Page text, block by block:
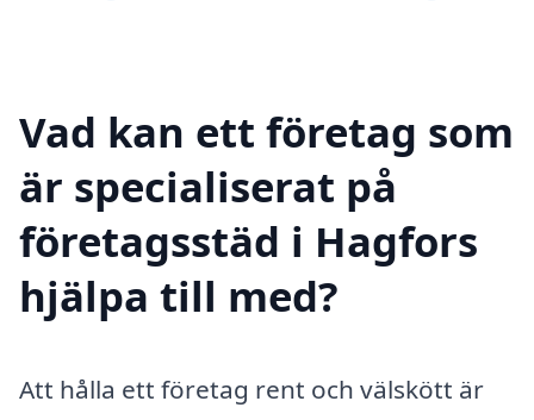
Vad kan ett företag som
är specialiserat på
företagsstäd i Hagfors
hjälpa till med?
Att hålla ett företag rent och välskött är